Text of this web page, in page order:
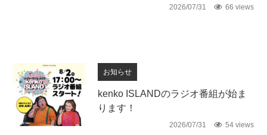
2026/07/31 66 views
お知らせ
kenko ISLANDのラジオ番組が始ま
ります！
2026/07/31 54 views